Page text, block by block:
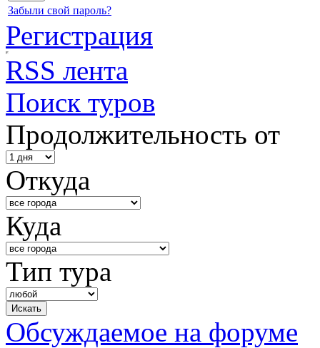
Забыли свой пароль?
Регистрация
RSS лента
Поиск туров
Продолжительность от
Откуда
Куда
Тип тура
Обсуждаемое на форуме